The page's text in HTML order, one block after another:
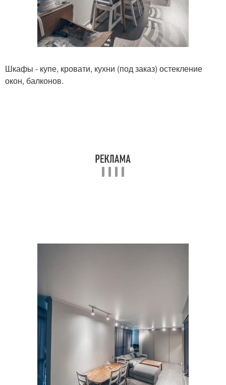
Шкафы - купе, кровати, кухни (под заказ) остекление
окон, балконов.